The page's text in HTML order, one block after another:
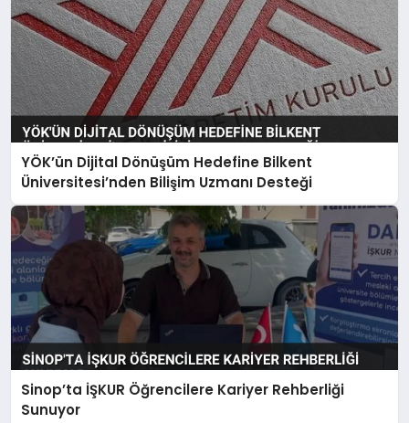
YÖK’ün Dijital Dönüşüm Hedefine Bilkent
Üniversitesi’nden Bilişim Uzmanı Desteği
Sinop’ta İŞKUR Öğrencilere Kariyer Rehberliği
Sunuyor